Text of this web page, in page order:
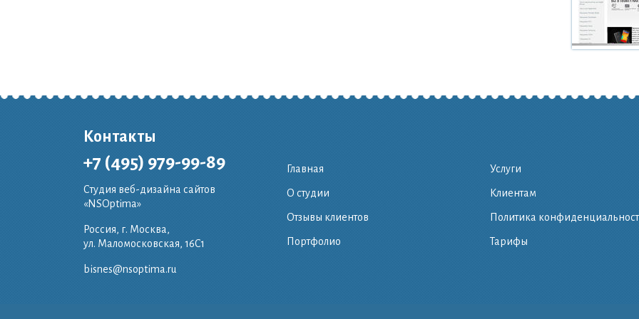
Контакты
+7 (495) 979-99-89
Студия веб-дизайна сайтов
«NSOptima»
Россия, г. Москва,
ул. Маломосковская, 16C1
bisnes@nsoptima.ru
Главная
О студии
Отзывы клиентов
Портфолио
Услуги
Клиентам
Политика
Тарифы